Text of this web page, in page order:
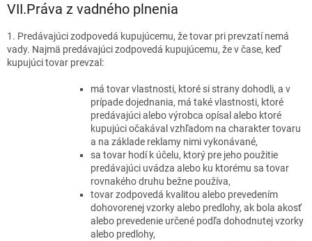
VII.Práva z vadného plnenia
1. Predávajúci zodpovedá kupujúcemu, že tovar pri prevzatí nemá
vady. Najmä predávajúci zodpovedá kupujúcemu, že v čase, keď
kupujúci tovar prevzal:
má tovar vlastnosti, ktoré si strany dohodli, a v
prípade dojednania, má také vlastnosti, ktoré
predávajúci alebo výrobca opísal alebo ktoré
kupujúci očakával vzhľadom na charakter tovaru
a na základe reklamy nimi vykonávané,
sa tovar hodí k účelu, ktorý pre jeho použitie
predávajúci uvádza alebo ku ktorému sa tovar
rovnakého druhu bežne používa,
tovar zodpovedá kvalitou alebo prevedením
dohovorenej vzorky alebo predlohy, ak bola akosť
alebo prevedenie určené podľa dohodnutej vzorky
alebo predlohy,